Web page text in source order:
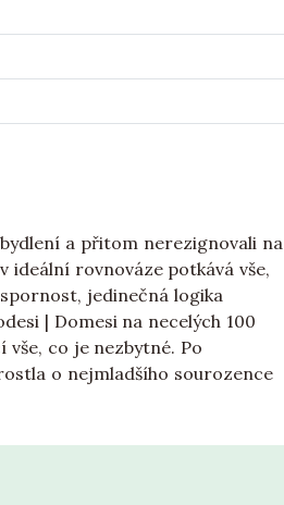
a přitom nerezignovali na
ideální rovnováze potkává vše,
jedinečná logika
| Domesi na necelých 100
co je nezbytné. Po
o nejmladšího sourozence